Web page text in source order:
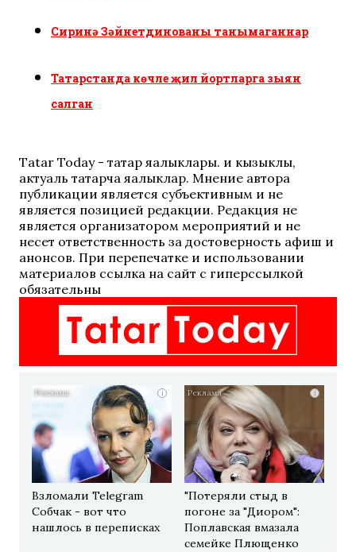
Сиринә Зәйнетдинованы танымаганнар
Татарстанда көчле җил йортларга зыян
салган
Tatar Today - татар яңалыклары. иң кызыклы,
актуаль татарча яңалыклар. Мнение автора
публикации является субъективным и не
является позицией редакции. Редакция не
является организатором мероприятий и не
несет ответственность за достоверность афиш и
анонсов. При перепечатке и использовании
материалов ссылка на сайт с гиперссылкой
обязательны
i
Взломали Telegram
Собчак - вот что
нашлось в переписках
i
"Потеряли стыд в
погоне за "Диором":
Поплавская вмазала
семейке Плющенко